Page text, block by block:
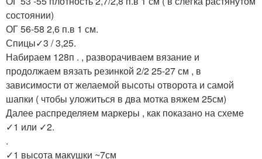
состоянии)
ОГ 56-58 2,6 п.в 1 см.
Спицы✓3 / 3,25.
Набираем 128п . , разворачиваем вязание и
продолжаем вязать резинкой 2/2 25-27 см , в
зависимости от желаемой высоты отворота и самой
шапки ( чтобы уложиться в два мотка вяжем 25см)
Далее распределяем маркеры , как показано на схеме
✓1 или ✓2.
.
✓1 высота макушки ~7см